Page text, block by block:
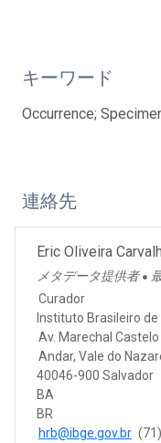
キーワード
Occurrence;
連絡先
Eric Oliveira
メタデータ提供者 ●
Curador
Instituto Brasileiro
Av. Marechal
Andar, Vale do
40046-900 Salvador
BA
BR
hrb@ibge.gov.br